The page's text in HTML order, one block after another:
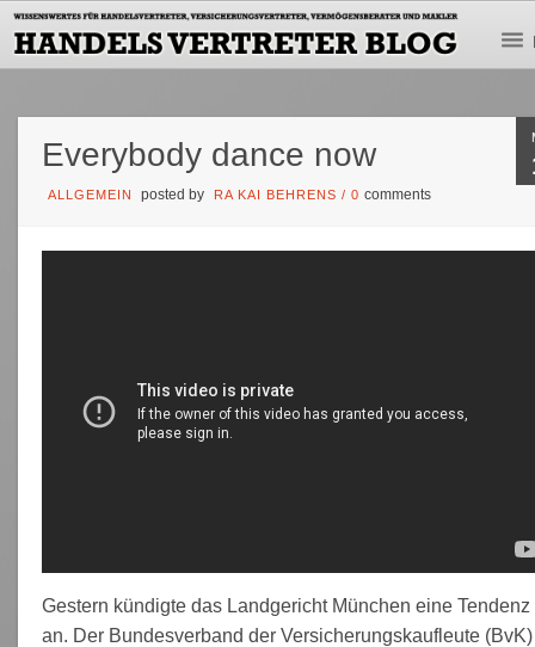
Everybody dance now
ALLGEMEIN posted by RA KAI BEHRENS /0comments
Gestern kündigte das Landgericht München eine Tendenz
an. Der Bundesverband der Versicherungskaufleute (BvK)